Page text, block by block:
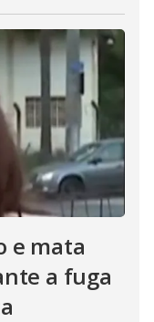
e mata
a fuga